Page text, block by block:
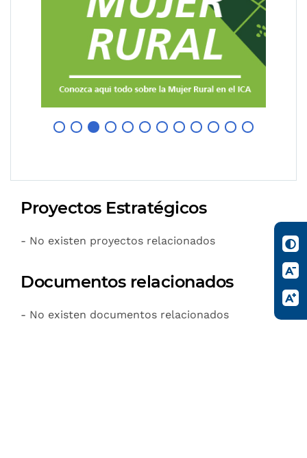
Proyectos Estratégicos
- No existen proyectos relacionados
Documentos relacionados
- No existen documentos relacionados